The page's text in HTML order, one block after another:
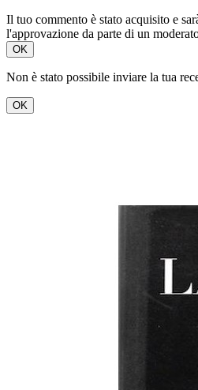
Il tuo commento è stato acquisito e
l'approvazione da parte di un
OK
Non è stato possibile inviare la tua
OK